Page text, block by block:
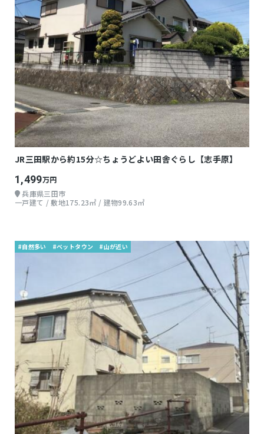
JR三田駅から約15分☆ちょうどよい田舎ぐらし【志手原】
1,499万円
兵庫県三田市
一戸建て / 敷地175.23㎡ / 建物99.63㎡
#自然多い #ベットタウン #山が近い